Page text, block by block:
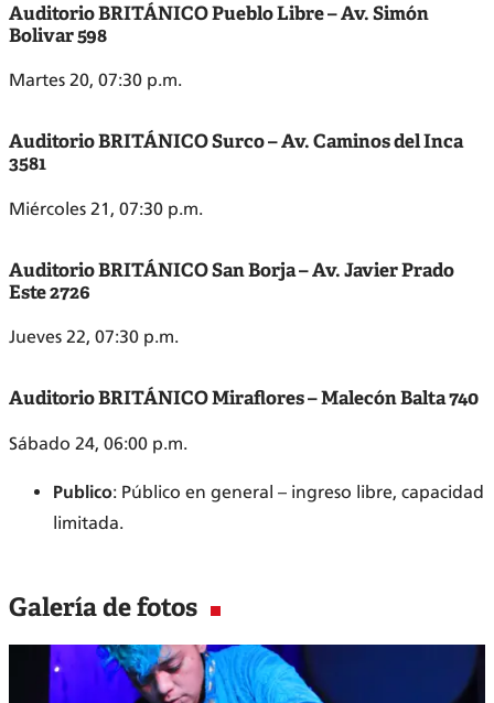
Auditorio BRITÁNICO Pueblo Libre – Av. Simón
Bolivar 598
Martes 20, 07:30 p.m.
Auditorio BRITÁNICO Surco – Av. Caminos del Inca
3581
Miércoles 21, 07:30 p.m.
Auditorio BRITÁNICO San Borja – Av. Javier Prado
Este 2726
Jueves 22, 07:30 p.m.
Auditorio BRITÁNICO Miraflores – Malecón Balta 740
Sábado 24, 06:00 p.m.
Publico: Público en general – ingreso libre, capacidad
limitada.
Galería de fotos